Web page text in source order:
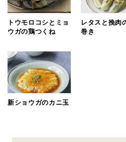
トウモロコシとミョ
ウガの鶏つくね
レタスと挽肉
巻き
新ショウガのカニ玉